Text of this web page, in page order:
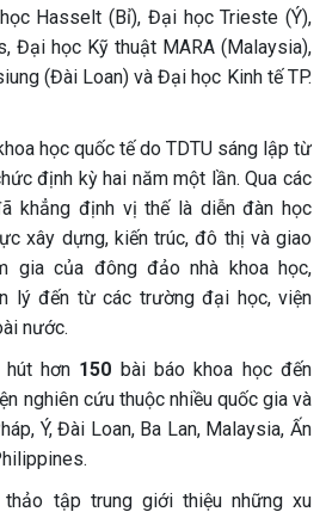
Hasselt (Bỉ), Đại học Trieste (Ý),
Đại học Kỹ thuật MARA (Malaysia),
(Đài Loan) và Đại học Kinh tế TP.
học quốc tế do TDTU sáng lập từ
định kỳ hai năm một lần. Qua các
khẳng định vị thế là diễn đàn học
xây dựng, kiến trúc, đô thị và giao
gia của đông đảo nhà khoa học,
lý đến từ các trường đại học, viện
nước.
hơn 150 bài báo khoa học đến
nghiên cứu thuộc nhiều quốc gia và
Ý, Đài Loan, Ba Lan, Malaysia, Ấn
tập trung giới thiệu những xu